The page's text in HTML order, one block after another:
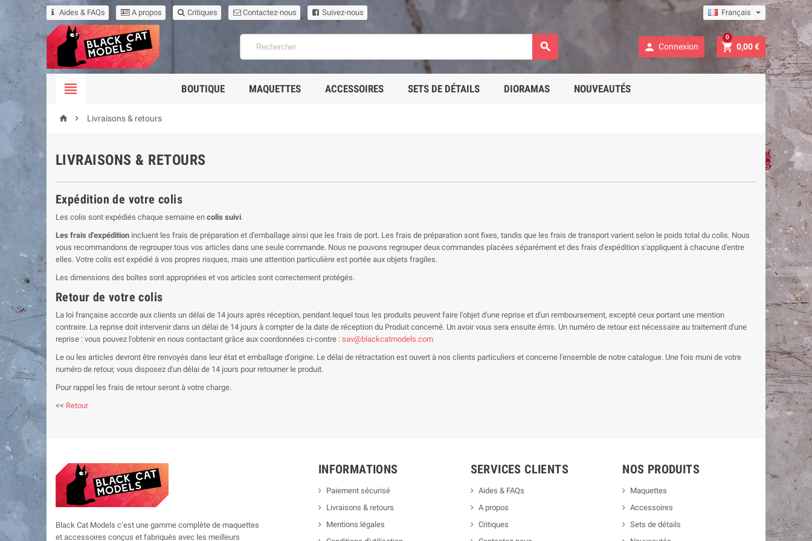
Aides & FAQs A propos Critiques Contactez-nous Suivez-nous Français
  Connexion  0,00 €
0
 BOUTIQUE MAQUETTES ACCESSOIRES SETS DE DÉTAILS DIORAMAS NOUVEAUTÉS
  Livraisons & retours
LIVRAISONS & RETOURS
Expédition de votre colis
Les colis sont expédiés chaque semaine en colis suivi.
Les frais d'expédition incluent les frais de préparation et d'emballage ainsi que les frais de port. Les frais de préparation sont fixes, tandis que les frais de transport varient selon le poids total du colis. Nous
vous recommandons de regrouper tous vos articles dans une seule commande. Nous ne pouvons regrouper deux commandes placées séparément et des frais d'expédition s'appliquent à chacune d'entre
elles. Votre colis est expédié à vos propres risques, mais une attention particulière est portée aux objets fragiles.
Les dimensions des boîtes sont appropriées et vos articles sont correctement protégés.
Retour de votre colis
La loi française accorde aux clients un délai de 14 jours après réception, pendant lequel tous les produits peuvent faire l'objet d'une reprise et d'un remboursement, excepté ceux portant une mention
contraire. La reprise doit intervenir dans un délai de 14 jours à compter de la date de réception du Produit concerné. Un avoir vous sera ensuite émis. Un numéro de retour est nécessaire au traitement d'une
reprise : vous pouvez l'obtenir en nous contactant grâce aux coordonnées ci-contre : sav@blackcatmodels.com
Le ou les articles devront être renvoyés dans leur état et emballage d'origine. Le délai de rétractation est ouvert à nos clients particuliers et concerne l'ensemble de notre catalogue. Une fois muni de votre
numéro de retour, vous disposez d'un délai de 14 jours pour retourner le produit.
Pour rappel les frais de retour seront à votre charge.
<< Retour
Black Cat Models c’est une gamme complète de maquettes
et accessoires conçus et fabriqués avec les meilleurs
INFORMATIONS
Paiement sécurisé
Livraisons & retours
Mentions légales
SERVICES CLIENTS
Aides & FAQs
A propos
Critiques
NOS PRODUITS
Maquettes
Accessoires
Sets de détails